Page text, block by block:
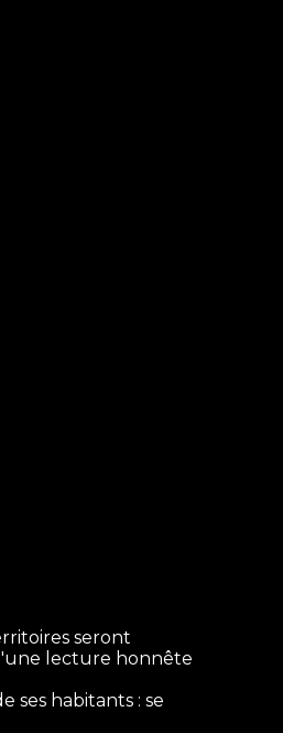
seront
lecture honnête
ses habitants : se